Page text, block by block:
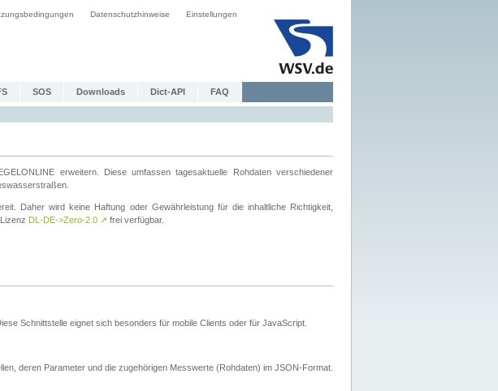
Datenschutzhinweise Einstellungen
SOS Downloads Dict-API FAQ
erweitern. Diese umfassen tagesaktuelle Rohdaten verschiedener
Daher wird keine Haftung oder Gewährleistung für die inhaltliche Richtigkeit,
DL-DE->Zero-2.0 ↗ frei verfügbar.
Schnittstelle eignet sich besonders für mobile Clients oder für JavaScript.
deren Parameter und die zugehörigen Messwerte (Rohdaten) im JSON-Format.